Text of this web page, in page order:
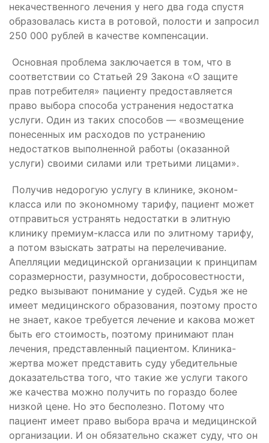
некачественного лечения у него два года спустя
образовалась киста в ротовой, полости и запросил
250 000 рублей в качестве компенсации.
Основная проблема заключается в том, что в
соответствии со Статьей 29 Закона «О защите
прав потребителя» пациенту предоставляется
право выбора способа устранения недостатка
услуги. Один из таких способов — «возмещение
понесенных им расходов по устранению
недостатков выполненной работы (оказанной
услуги) своими силами или третьими лицами».
Получив недорогую услугу в клинике, эконом-
класса или по экономному тарифу, пациент может
отправиться устранять недостатки в элитную
клинику премиум-класса или по элитному тарифу,
а потом взыскать затраты на перелечивание.
Апелляции медицинской организации к принципам
соразмерности, разумности, добросовестности,
редко вызывают понимание у судей. Судья же не
имеет медицинского образования, поэтому просто
не знает, какое требуется лечение и какова может
быть его стоимость, поэтому принимают план
лечения, представленный пациентом. Клиника-
жертва может представить суду убедительные
доказательства того, что такие же услуги такого
же качества можно получить по гораздо более
низкой цене. Но это бесполезно. Потому что
пациент имеет право выбора врача и медицинской
организации. И он обязательно скажет суду, что он